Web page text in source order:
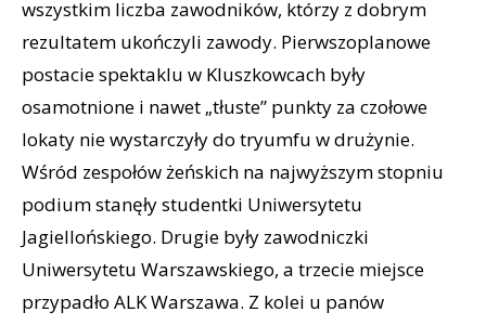
wszystkim liczba zawodników, którzy z dobrym
rezultatem ukończyli zawody. Pierwszoplanowe
postacie spektaklu w Kluszkowcach były
osamotnione i nawet „tłuste” punkty za czołowe
lokaty nie wystarczyły do tryumfu w drużynie.
Wśród zespołów żeńskich na najwyższym stopniu
podium stanęły studentki Uniwersytetu
Jagiellońskiego. Drugie były zawodniczki
Uniwersytetu Warszawskiego, a trzecie miejsce
przypadło ALK Warszawa. Z kolei u panów